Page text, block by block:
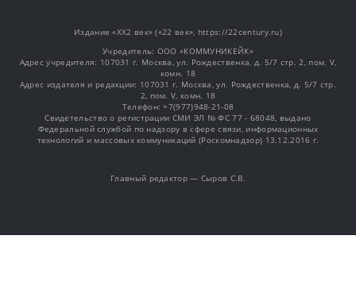
Издание «XX2 век» («22 век», https://22century.ru)
Учредитель: OOO «КОММУНИКЕЙК»
Адрес учредителя: 107031 г. Москва, ул. Рождественка, д. 5/7 стр. 2, пом. V,
комн. 18
Адрес издателя и редакции: 107031 г. Москва, ул. Рождественка, д. 5/7 стр.
2, пом. V, комн. 18
Телефон: +7(977)948-21-08
Свидетельство о регистрации СМИ ЭЛ № ФС 77 - 68048, выдано
Федеральной службой по надзору в сфере связи, информационных
технологий и массовых коммуникаций (Роскомнадзор) 13.12.2016 г.
Главный редактор — Сыров С.В.